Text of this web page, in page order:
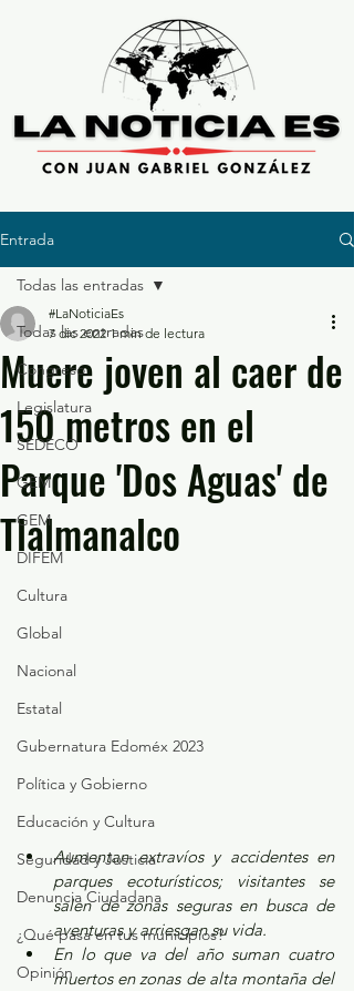
Entrada
Todas las entradas
Congreso
Legislatura
SEDECO
GEM
GEM
DIFEM
Cultura
Global
Nacional
Estatal
Gubernatura Edoméx 2023
Política y Gobierno
Educación y Cultura
Seguridad y Justicia
Denuncia Ciudadana
¿Qué pasa en tus municipios?
Opinión
Todas las entradas
Muere joven al caer de
150 metros en el
Parque 'Dos Aguas' de
Tlalmanalco
#LaNoticiaEs
7 dic 2022 1 min de lectura
Aumentan extravíos y accidentes en
parques ecoturísticos; visitantes se
salen de zonas seguras en busca de
aventuras y arriesgan su vida.
En lo que va del año suman cuatro
muertos en zonas de alta montaña del